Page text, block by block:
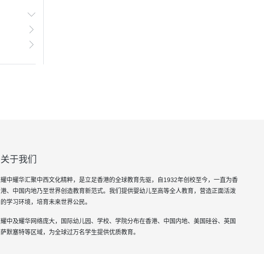
关于我们
耀中耀华汇聚中西文化精粹，是立足香港的全球教育先驱，自1932年创校至今，一直为香
港、中国内地乃至世界创造教育新范式。我们提供婴幼儿至高等全人教育，营造正面活泼
的学习环境，培育未来世界公民。
耀中及耀华网络庞大，国际幼儿园、学校、学院分布在香港、中国内地、美国硅谷、英国
萨默塞特等区域，为全球过万名学生提供优质教育。